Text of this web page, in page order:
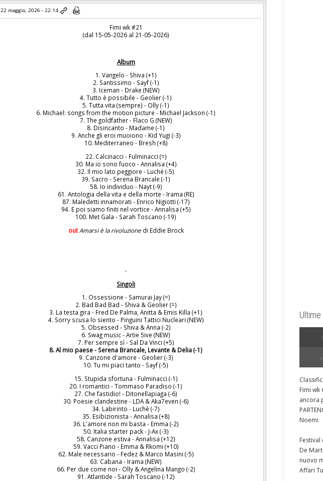
22 maggio, 2026 - 22:14
Fimi wk #21
(dal 15-05-2026 al 21-05-2026)
Album
1. Vangelo - Shiva (+1)
2. Santissimo - Sayf (-1)
3. Iceman - Drake (NEW)
4. Tutto è possibile - Geolier (-1)
5. Tutta vita (sempre) - Olly (-1)
6. Michael: songs from the motion picture - Michael Jackson (-1)
7. The goldfather - Flaco G (NEW)
8. Disincanto - Madame (-1)
9. Anche gli eroi muoiono - Kid Yugi (-3)
10. Mediterraneo - Bresh (+8)
22. Calcinacci - Fulminacci (=)
30. Ma io sono fuoco - Annalisa (+4)
32. Il mio lato peggiore - Luchè (-5)
39. Sacro - Serena Brancale (-1)
58. Io individuo - Nayt (-9)
61. Antologia della vita e della morte - Irama (RE)
87. Maledetti innamorati - Enrico Nigiotti (-17)
94. E poi siamo finiti nel vortice - Annalisa (+5)
100. Met Gala - Sarah Toscano (-19)
outAmarsi è la rivoluzionedi Eddie Brock
-
Singoli
1. Ossessione - Samurai Jay (=)
2. Bad Bad Bad - Shiva & Geolier (=)
3. La testa gira - Fred De Palma, Anitta & Emis Killa (+1)
4. Sorry scusa lo siento - Pinguini Tattici Nucleari (NEW)
5. Obsessed - Shiva & Anna (-2)
6. Swag music - Artie 5ive (NEW)
7. Per sempre sì - Sal Da Vinci (+5)
8. Al mio paese - Serena Brancale, Levante & Delia (-1)
9. Canzone d'amore - Geolier (-3)
10. Tu mi piaci tanto - Sayf (-5)
15. Stupida sfortuna - Fulminacci (-1)
20. I romantici - Tommaso Paradiso (-1)
27. Che fastidio! - Ditonellapiaga (-6)
30. Poesie clandestine - LDA & Aka7even (-6)
34. Labirinto - Luchè (-7)
35. Esibizionista - Annalisa (+8)
36. L'amore non mi basta - Emma (-2)
50. Italia starter pack - J-Ax (-3)
58. Canzone estiva - Annalisa (+12)
59. Vacci Piano - Emma & Rkomi (+10)
62. Male necessario - Fedez & Marco Masini (-5)
63. Cabana - Irama (NEW)
66. Per due come noi - Olly & Angelina Mango (-2)
91. Atlantide - Sarah Toscano (-12)
Fimi wk
ancora
Noemi
De
nuovo
Affari